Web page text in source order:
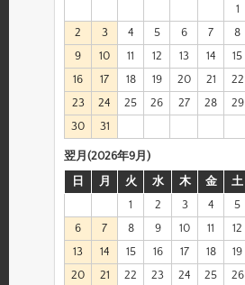
1
2
3 4 5 6 7
8
9
10 11 12 13 14
15
16
17 18 19 20 21
22
23
24 25 26 27 28
29
30
31
翌月(2026年9月)
日
月 火 水 木 金
土
1
2 3 4
5
6
7 8 9 10 11
12
13
14 15 16 17 18
19
20
21 22 23 24 25
26